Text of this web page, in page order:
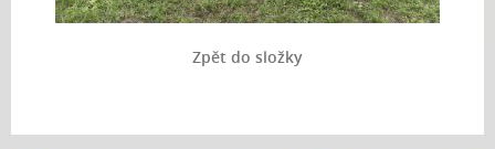
Zpět do složky